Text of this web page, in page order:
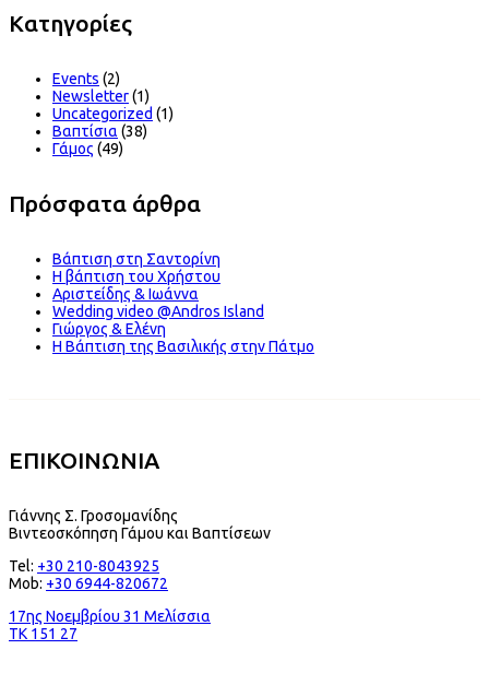
Kατηγορίες
Events (2)
Newsletter(1)
Uncategorized (1)
Βαπτίσια (38)
Γάμος (49)
Πρόσφατα άρθρα
Βάπτιση στη Σαντορίνη
Η βάπτιση του Χρήστου
Αριστείδης & Ιωάννα
Wedding video @Andros Island
Γιώργος & Ελένη
Η Βάπτιση της Βασιλικής στην Πάτμο
ΕΠΙΚΟΙΝΩΝΙΑ
Γιάννης Σ. Γροσομανίδης
Βιντεοσκόπηση Γάμου και Βαπτίσεων
Tel: +30 210-8043925
Mob: +30 6944-820672
17ης Νοεμβρίου 31 Μελίσσια
TK 151 27